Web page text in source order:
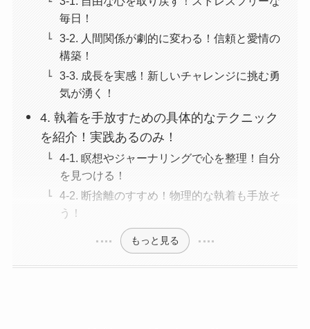
毎日！
3-2. 人間関係が劇的に変わる！信頼と愛情の
構築！
3-3. 成長を実感！新しいチャレンジに挑む勇
気が湧く！
4. 執着を手放すための具体的なテクニック
を紹介！実践あるのみ！
4-1. 瞑想やジャーナリングで心を整理！自分
を見つける！
4-2. 断捨離のすすめ！物理的な執着も手放そ
う！
もっと見る